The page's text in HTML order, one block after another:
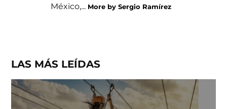
México,... More by Sergio Ramírez
LAS MÁS LEÍDAS